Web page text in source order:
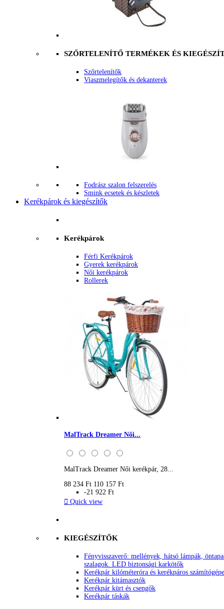
SZŐRTELENÍTŐ TERMÉKEK ÉS
Szőrtelenítők
Viaszmelegítők és dekanterek
Fodrász szalon felszerelés
Smink ecsetek és készletek
Kerékpárok és kiegészítők
Kerékpárok
Férfi Kerékpárok
Gyerek kerékpárok
Női kerékpárok
Rollerek
MalTrack Dreamer Női...
MalTrack Dreamer Női kerékpár, 28...
88 234 Ft 110 157 Ft
-21 922 Ft
 Quick view
KIEGÉSZÍTŐK
Fényvisszaverő: mellények, hátsó lámpák,
szalagok. LED biztonsági karkötők
Kerékpár kilóméteróra és kerékpáros
Kerékpár kitámasztók
Kerékpár kürt és csengők
Kerékpár táskák